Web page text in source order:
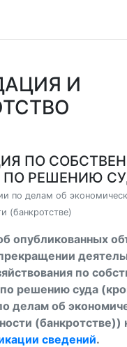
И
ПО
РЕШЕНИЮ
по делам об
(банкротстве)
опубликованных
по
решению суда
делам об
(банкротстве))
сведений.